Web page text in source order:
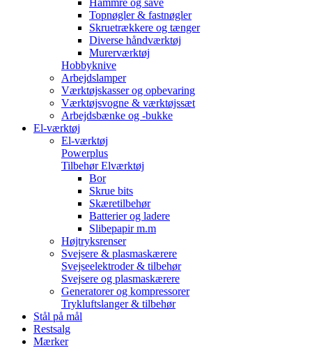
Hammre og save
Topnøgler & fastnøgler
Skruetrækkere og tænger
Diverse håndværktøj
Murerværktøj
Hobbyknive
Arbejdslamper
Værktøjskasser og opbevaring
Værktøjsvogne & værktøjssæt
Arbejdsbænke og -bukke
El-værktøj
El-værktøj
Powerplus
Tilbehør Elværktøj
Bor
Skrue bits
Skæretilbehør
Batterier og ladere
Slibepapir m.m
Højtryksrenser
Svejsere & plasmaskærere
Svejseelektroder & tilbehør
Svejsere og plasmaskærere
Generatorer og kompressorer
Trykluftslanger & tilbehør
Stål på mål
Restsalg
Mærker